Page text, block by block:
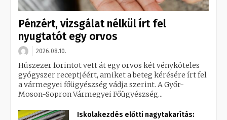
Pénzért, vizsgálat nélkül írt fel
nyugtatót egy orvos
2026.08.10.
Húszezer forintot vett át egy orvos két vényköteles
gyógyszer receptjéért, amiket a beteg kérésére írt fel
a vármegyei főügyészség vádja szerint. A Győr-
Moson-Sopron Vármegyei Főügyészség...
Iskolakezdés előtti nagytakarítás: